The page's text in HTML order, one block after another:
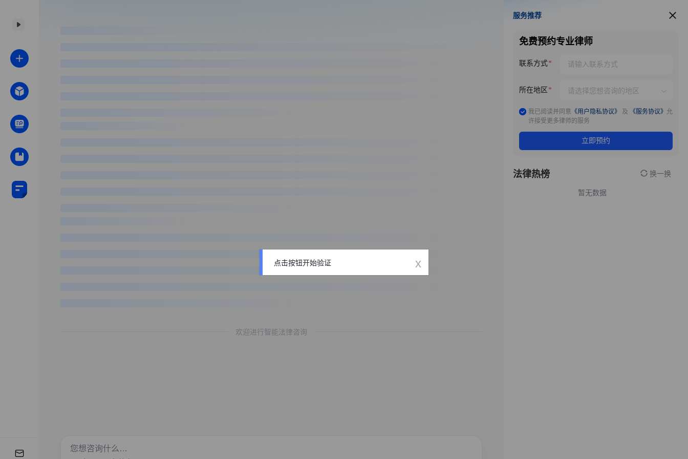
欢迎进行智能法律咨询
服务推荐
服务推荐
免费预约专业律师
联系方式
所在地区
我已阅读并同意 《用户隐私协议》 及 《服务协议》 允
许接受更多律师的服务
立即预约
法律热榜 换一换
暂无数据
点击按钮开始验证 x